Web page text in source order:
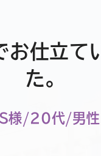
お仕立て
た。
様/20代/男性